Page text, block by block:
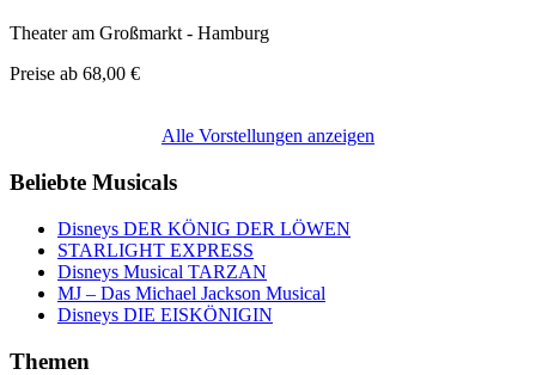
Theater am Großmarkt - Hamburg
Preise ab 68,00 €
Alle Vorstellungen anzeigen
Beliebte Musicals
Disneys DER KÖNIG DER LÖWEN
STARLIGHT EXPRESS
Disneys Musical TARZAN
MJ – Das Michael Jackson Musical
Disneys DIE EISKÖNIGIN
Themen